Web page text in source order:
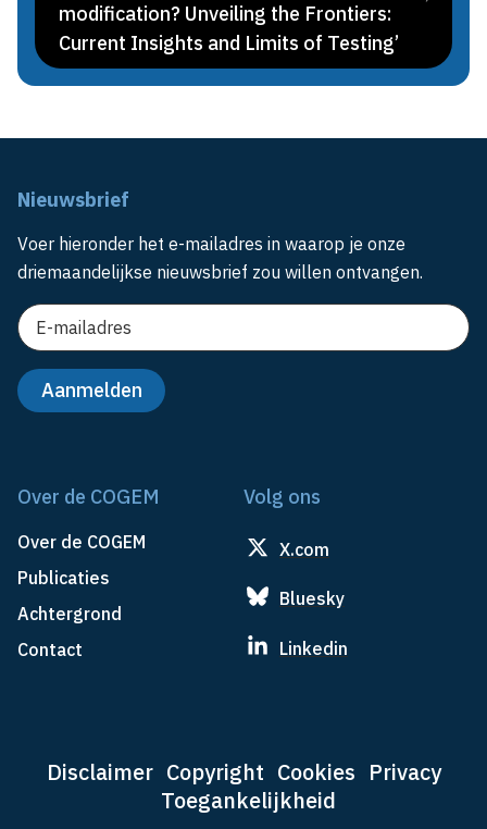
modification? Unveiling the Frontiers:
Current Insights and Limits of Testing’
Nieuwsbrief
Voer hieronder het e-mailadres in waarop je onze
driemaandelijkse nieuwsbrief zou willen ontvangen.
Over de COGEM
Over de COGEM
Publicaties
Achtergrond
Contact
Volg ons
X.com
Bluesky
Linkedin
Disclaimer Copyright Cookies Privacy
Toegankelijkheid